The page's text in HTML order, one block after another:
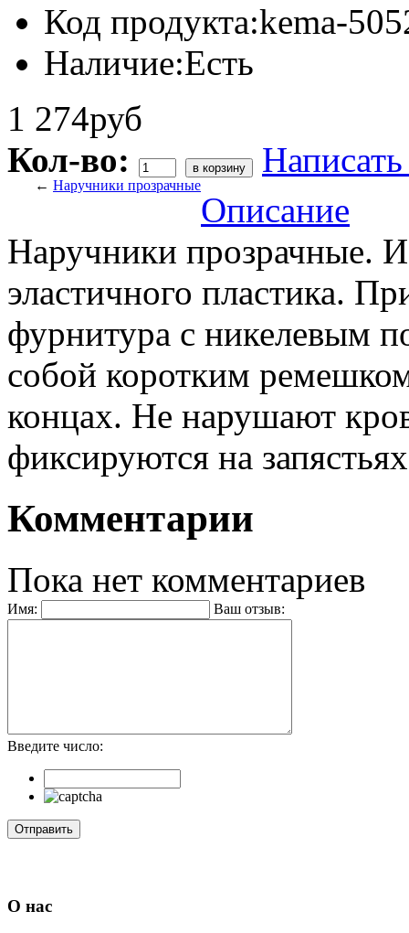
Код продукта:kema-
Наличие:Есть
1 274руб
Кол-во:
← Наручники прозрачные
Описание
Наручники прозрачные.
эластичного пластика.
фурнитура с никелевым
собой коротким
концах. Не нарушают
фиксируются на
Комментарии
Пока нет комментариев
Имя: Ваш отзыв:
Введите число:
О нас